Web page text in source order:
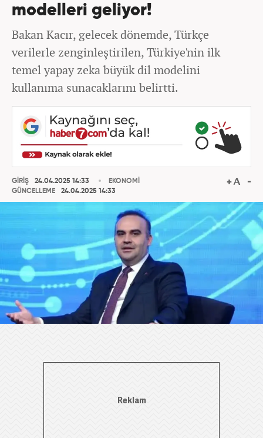
modelleri geliyor!
Bakan Kacır, gelecek dönemde, Türkçe
verilerle zenginleştirilen, Türkiye'nin ilk
temel yapay zeka büyük dil modelini
kullanıma sunacaklarını belirtti.
GİRİŞ
24.04.2025 14:33
GÜNCELLEME
24.04.2025 14:33
EKONOMİ